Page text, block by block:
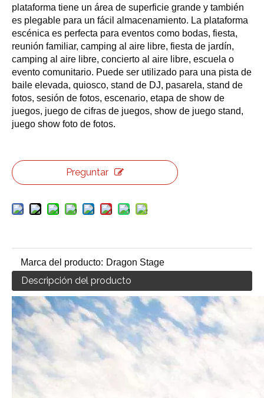
plataforma tiene un área de superficie grande y también
es plegable para un fácil almacenamiento. La plataforma
escénica es perfecta para eventos como bodas, fiesta,
reunión familiar, camping al aire libre, fiesta de jardín,
camping al aire libre, concierto al aire libre, escuela o
evento comunitario. Puede ser utilizado para una pista de
baile elevada, quiosco, stand de DJ, pasarela, stand de
fotos, sesión de fotos, escenario, etapa de show de
juegos, juego de cifras de juegos, show de juego stand,
juego show foto de fotos.
Preguntar
Marca del producto: Dragon Stage
Descripción del producto